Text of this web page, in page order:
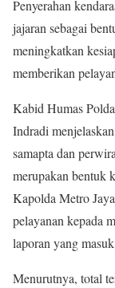
Penyerahan
jajaran sebagai
meningkatkan
memberikan
Kabid Humas
Indradi
samapta dan
merupakan bentuk
Kapolda Metro
pelayanan kepada
laporan yang
Menurutnya, total